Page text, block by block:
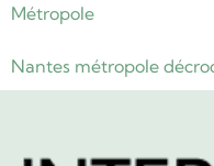
Métropole
Nantes métropole